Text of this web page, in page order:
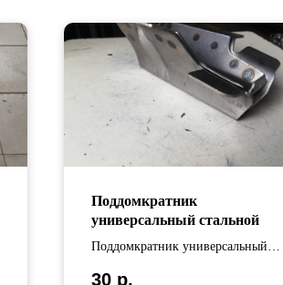
Поддомкратник
универсальный стальной
Поддомкратник универсальный
30 р.